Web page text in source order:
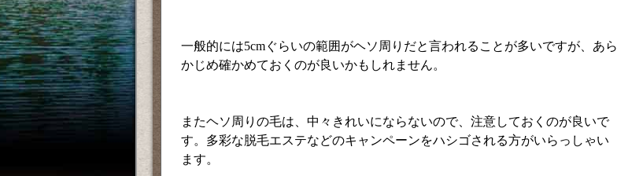
一般的には5cmぐらいの範囲がヘソ周りだと言われることが多いですが、あら
かじめ確かめておくのが良いかもしれません。
またヘソ周りの毛は、中々きれいにならないので、注意しておくのが良いで
す。多彩な脱毛エステなどのキャンペーンをハシゴされる方がいらっしゃい
ます。